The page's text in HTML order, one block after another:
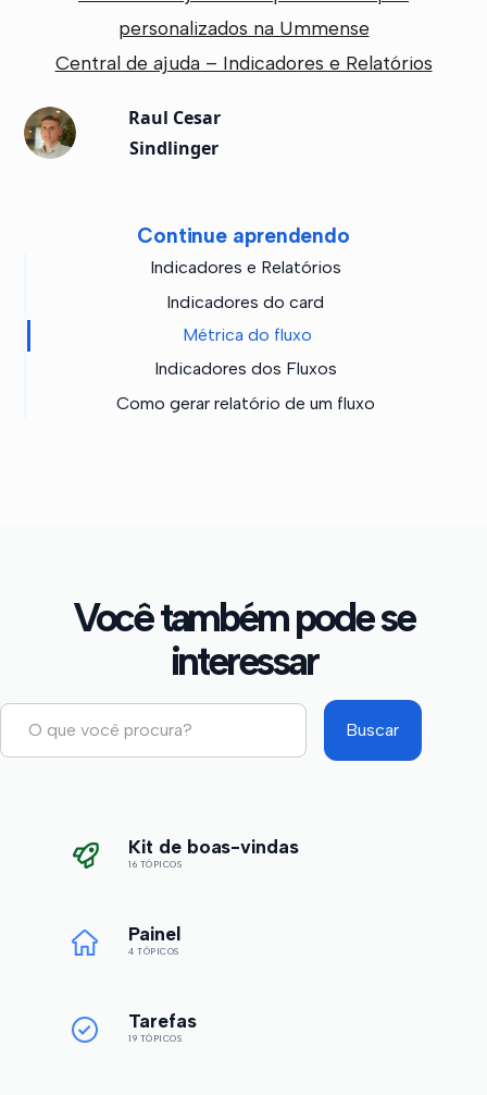
Continue aprendendo
Indicadores e Relatórios
Indicadores do card
Métrica do fluxo
Indicadores dos Fluxos
Como gerar relatório de um fluxo
personalizados na Ummense
Central de ajuda – Indicadores e Relatórios
Raul Cesar
Sindlinger
Você também pode se
interessar
Kit de boas-vindas
16 TÓPICOS
Painel
4 TÓPICOS
Tarefas
19 TÓPICOS